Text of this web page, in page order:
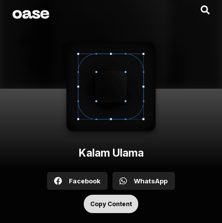
Kalam Ulama
Facebook WhatsApp
Copy Content